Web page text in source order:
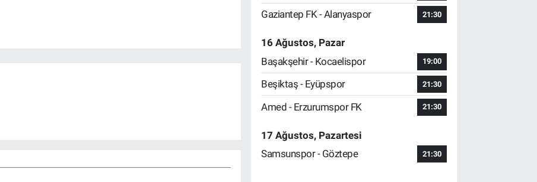
Gaziantep FK - Alanyaspor 21:30
16 Ağustos, Pazar
Başakşehir - Kocaelispor
19:00
Beşiktaş - Eyüpspor 21:30
Amed - Erzurumspor FK 21:30
17 Ağustos, Pazartesi
Samsunspor - Göztepe
21:30